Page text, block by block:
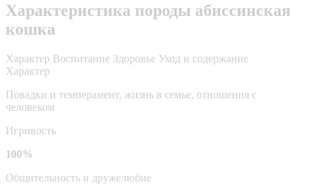
Характеристика породы абиссинская
кошка
Характер Воспитание Здоровье Уход и содержание
Характер
Повадки и темперамент, жизнь в семье, отношения с
человеком
Игривость
100%
Общительность и дружелюбие